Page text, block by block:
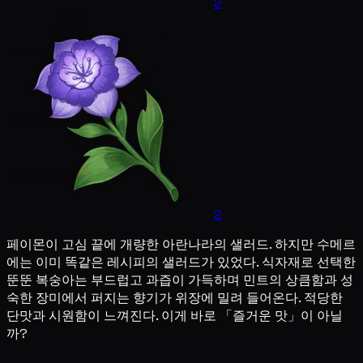
2
페이몬이 고심 끝에 개량한 아란나라의 샐러드. 하지만 수메르
에는 이미 똑같은 레시피의 샐러드가 있었다. 식자재로 선택한
뚠뚠 복숭아는 부드럽고 과즙이 가득하며 민트의 상큼함과 성
숙한 장미에서 퍼지는 향기가 위장에 밀려 들어온다. 적당한
단맛과 시원함이 느껴진다. 이게 바로 「즐거운 맛」이 아닐
까?